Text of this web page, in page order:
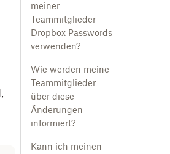
meiner
Teammitglieder
Dropbox Passwords
verwenden?
Wie werden meine
Teammitglieder
über diese
Änderungen
informiert?
Kann ich meinen
,